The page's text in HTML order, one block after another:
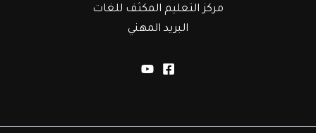
مركز التعليم المكثف للغات
البريد المهني